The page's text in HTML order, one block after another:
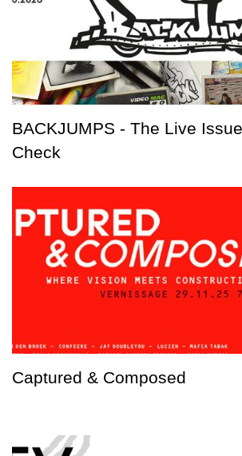
BACKJUMPS - The Live
Check
Captured & Composed